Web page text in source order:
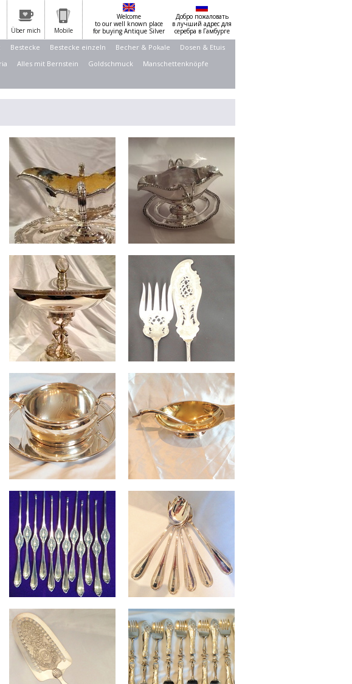
Über mich Mobile
Welcome
to our well known place
for buying Antique Silver
Добро пожаловать
в лучший адрес для
серебра в Гамбурге
Bestecke Bestecke einzeln Becher & Pokale
Dosen & Etuis
Alles mit Bernstein Goldschmuck
Manschettenknöpfe